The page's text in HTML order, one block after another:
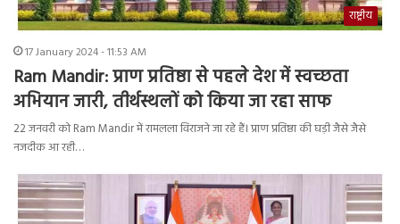
राष्ट्रीय
17 January 2024 - 11:53 AM
Ram Mandir: प्राण प्रतिष्ठा से पहले देश में स्वच्छता
अभियान जारी, तीर्थस्थलों को किया जा रहा साफ
22 जनवरी को Ram Mandir में रामलला विराजने जा रहे हैं। प्राण प्रतिष्ठा की घड़ी जैसे जैसे
नजदीक आ रही…